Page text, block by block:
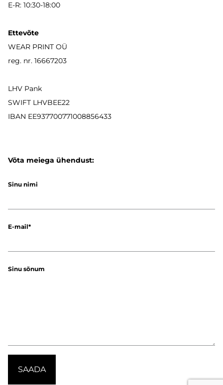
E-R: 10:30-18:00
Ettevõte
WEAR PRINT OÜ
reg. nr. 16667203
LHV Pank
SWIFT LHVBEE22
IBAN EE937700771008856433
Võta meiega ühendust:
Sinu nimi
E-mail
Sinu sõnum